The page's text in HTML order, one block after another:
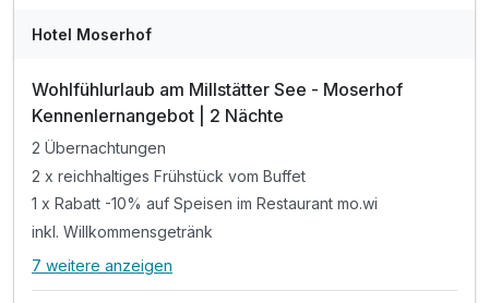
Ausstattung
Zusatznächte
Für 4 Tage
Hotel Moserhof
Wohlfühlurlaub am Millstätter See - Moserhof
Kennenlernangebot | 2 Nächte
2 Übernachtungen
2 x reichhaltiges Frühstück vom Buffet
1 x Rabatt -10% auf Speisen im Restaurant mo.wi
inkl. Willkommensgetränk
Alle Inklusivleistungen
7 weitere anzeigen